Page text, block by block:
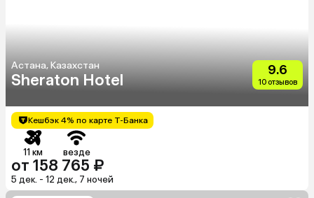
Астана, Казахстан
Sheraton Hotel
9.6
10 отзывов
Кешбэк 4% по карте Т-Банка
11 км везде
от 158 765 ₽
5 дек. - 12 дек., 7 ночей